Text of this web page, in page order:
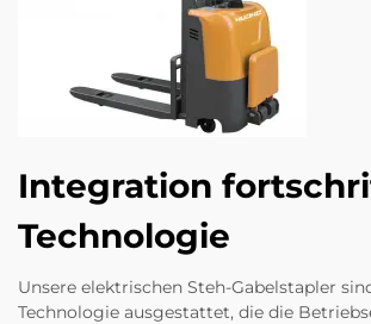
Integration
Technologie
Unsere elektrischen Steh-Gabelstapler
Technologie ausgestattet, die die